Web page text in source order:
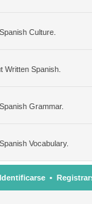
Culture.
Written Spanish.
Grammar.
Vocabulary.
Identificarse•